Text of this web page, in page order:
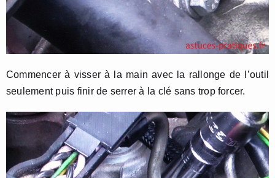
Commencer à visser à la main avec la rallonge de l’outil
seulement puis finir de serrer à la clé sans trop forcer.